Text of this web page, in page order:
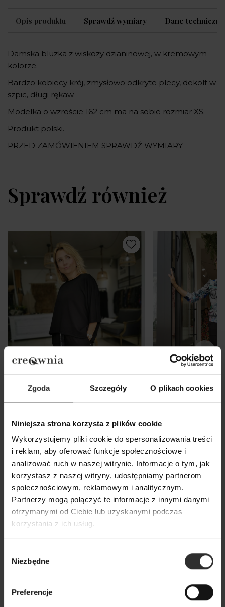
Zgoda Szczegóły O plikach cookies
Niniejsza strona korzysta z plików cookie
Wykorzystujemy pliki cookie do spersonalizowania treści
i reklam, aby oferować funkcje społecznościowe i
analizować ruch w naszej witrynie. Informacje o tym, jak
korzystasz z naszej witryny, udostępniamy partnerom
społecznościowym, reklamowym i analitycznym.
Partnerzy mogą połączyć te informacje z innymi danymi
otrzymanymi od Ciebie lub uzyskanymi podczas
korzystania z ich usług.
zgody
Niezbędne
Preferencje
Opis produktu Sprawdź wymiary Dane techniczne
Damska bluzka z wiskozy dzianinowej, w kremowym
kolorze.
Bardzo kobiecy krój, zmysłowo odkryte plecy, dekolt w
szpic, długi rękaw.
Modelka o wzroście 162 cm ma na sobie rozmiar XS.
Produkt polski.
PRZED ZAMÓWIENIEM SPRAWDŹ WYMIARY
Sprawdź również
Bawełniane czarne Spodnie
Cygaretki na gumce Joycs Black
199,00 zł
Bawełniane
Chinosy 7/8 z
Black
199,00 zł
Popularne produkty